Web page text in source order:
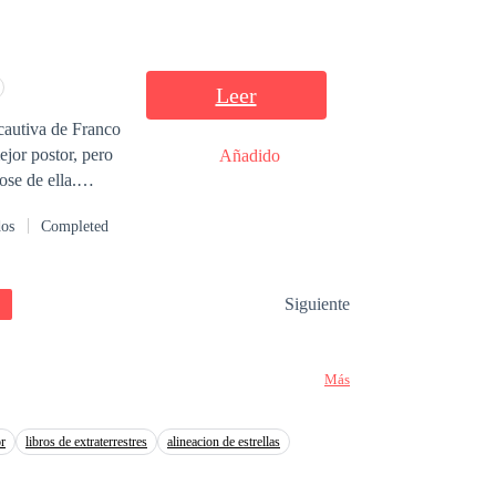
contra el
de Franco
postor, pero
de ella.
lo necesario
Completed
Leer
Añadido
Siguiente
Más
libros de extraterrestres
alineacion de estrellas